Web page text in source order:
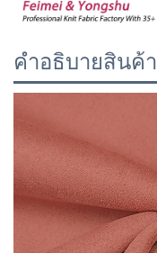
คำอธิบายสินค้า